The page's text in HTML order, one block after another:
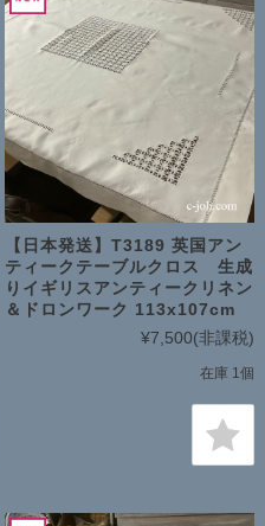
【日本発送】T3189 英国アン
ティークテーブルクロス 生成
りイギリスアンティークリネン
＆ドロンワーク 113x107cm
¥7,500(非課税)
在庫 1個